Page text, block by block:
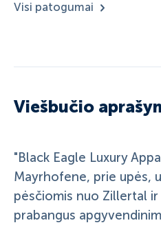
Visi patogumai
Viešbučio
"Black Eagle Luxury
Mayrhofene, prie upės,
pėsčiomis nuo Zillertal ir
prabangus